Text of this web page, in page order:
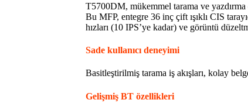
T5700DM, mükemmel tarama ve
Bu MFP, entegre 36 inç çift ışıklı CIS
hızları (10 IPS’ye kadar) ve görüntü
Sade kullanıcı deneyimi
Basitleştirilmiş tarama iş akışları, kolay
Gelişmiş BT özellikleri